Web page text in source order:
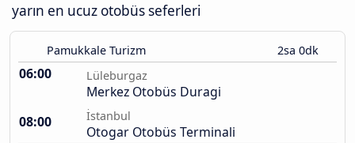
yarın en ucuz otobüs seferleri
Pamukkale Turizm 2sa 0dk
06:00 Lüleburgaz
Merkez Otobüs Duragi
08:00
İstanbul
Otogar Otobüs Terminali